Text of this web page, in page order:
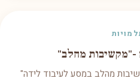
-"מקשיבות מהלב"
מהלב במסע לעיבוד לידה"